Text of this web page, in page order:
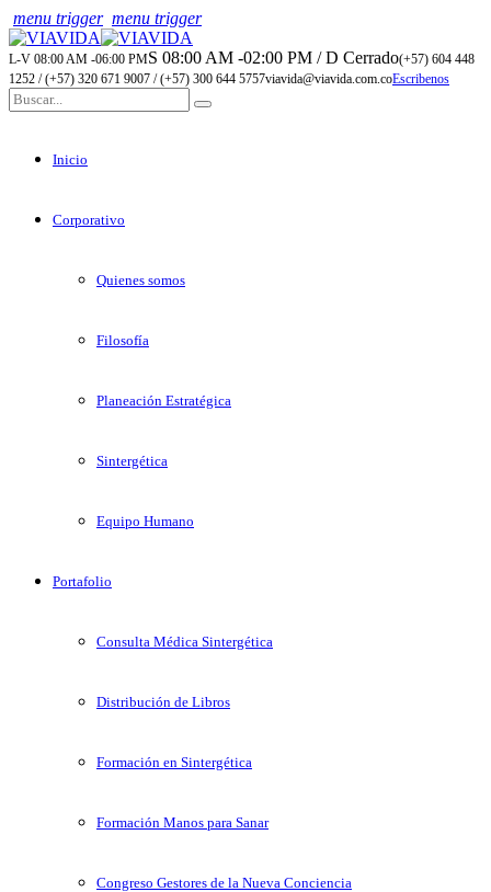
menu trigger menu trigger
L-V 08:00 AM -06:00 PMS 08:00 AM -02:00 PM / D Cerrado(+57) 604 448
1252 / (+57) 320 671 9007 / (+57) 300 644 5757viavida@viavida.com.coEscribenos
Inicio
Corporativo
Quienes somos
Filosofía
Planeación Estratégica
Sintergética
Equipo Humano
Portafolio
Consulta Médica Sintergética
Distribución de Libros
Formación en Sintergética
Formación Manos para Sanar
Congreso Gestores de la Nueva Conciencia